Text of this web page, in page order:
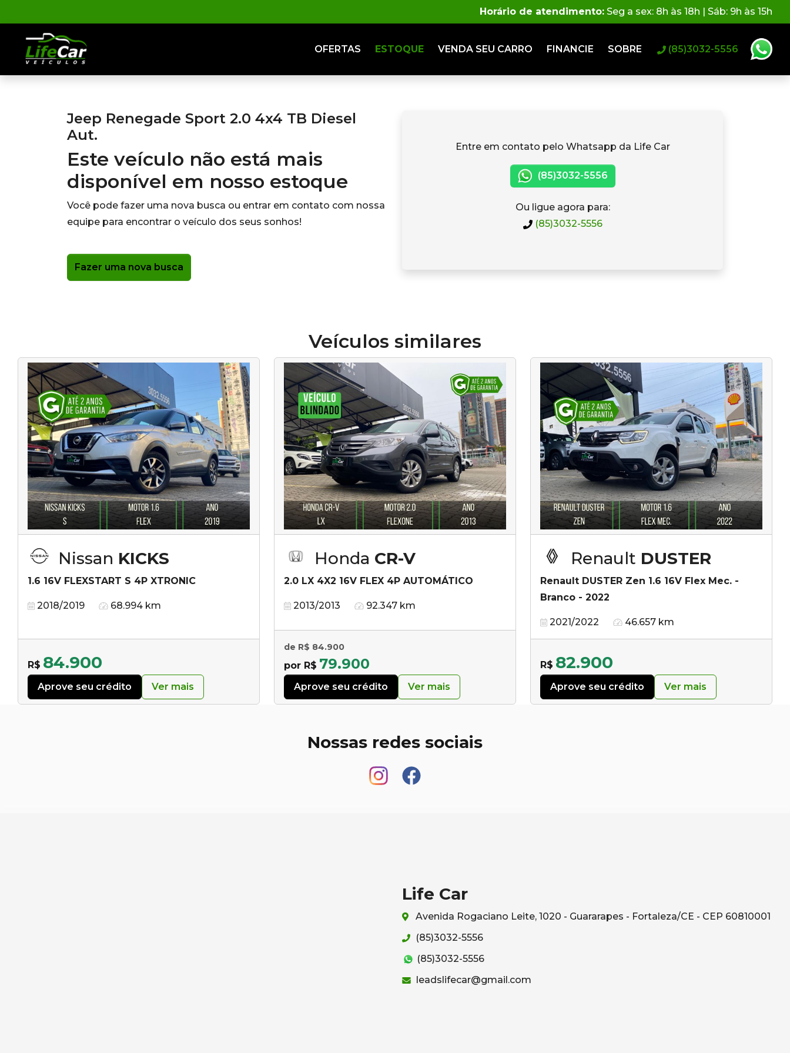
Horário de atendimento: Seg a sex: 8h às 18h | Sáb: 9h às 15h
OFERTAS ESTOQUE VENDA SEU CARRO FINANCIE SOBRE (85)3032-5556
Jeep Renegade Sport 2.0 4x4 TB Diesel
Aut.
Este veículo não está mais
disponível em nosso estoque
Você pode fazer uma nova busca ou entrar em contato com nossa
equipe para encontrar o veículo dos seus sonhos!
Fazer uma nova busca
Entre em contato pelo Whatsapp da Life Car
(85)3032-5556
Ou ligue agora para:
(85)3032-5556
Veículos similares
Nissan KICKS
1.6 16V FLEXSTART S 4P XTRONIC
2018/2019 68.994 km
R$ 84.900
Aprove seu crédito Ver mais
Honda CR-V
2.0 LX 4X2 16V FLEX 4P AUTOMÁTICO
2013/2013 92.347 km
de R$ 84.900
por R$ 79.900
Aprove seu crédito Ver mais
Renault DUSTER
Renault DUSTER Zen 1.6 16V Flex Mec. -
Branco - 2022
2021/2022 46.657 km
R$ 82.900
Aprove seu crédito Ver mais
Nossas redes sociais
Life Car
Avenida Rogaciano Leite, 1020 - Guararapes - Fortaleza/CE - CEP 60810001
(85)3032-5556
(85)3032-5556
leadslifecar@gmail.com